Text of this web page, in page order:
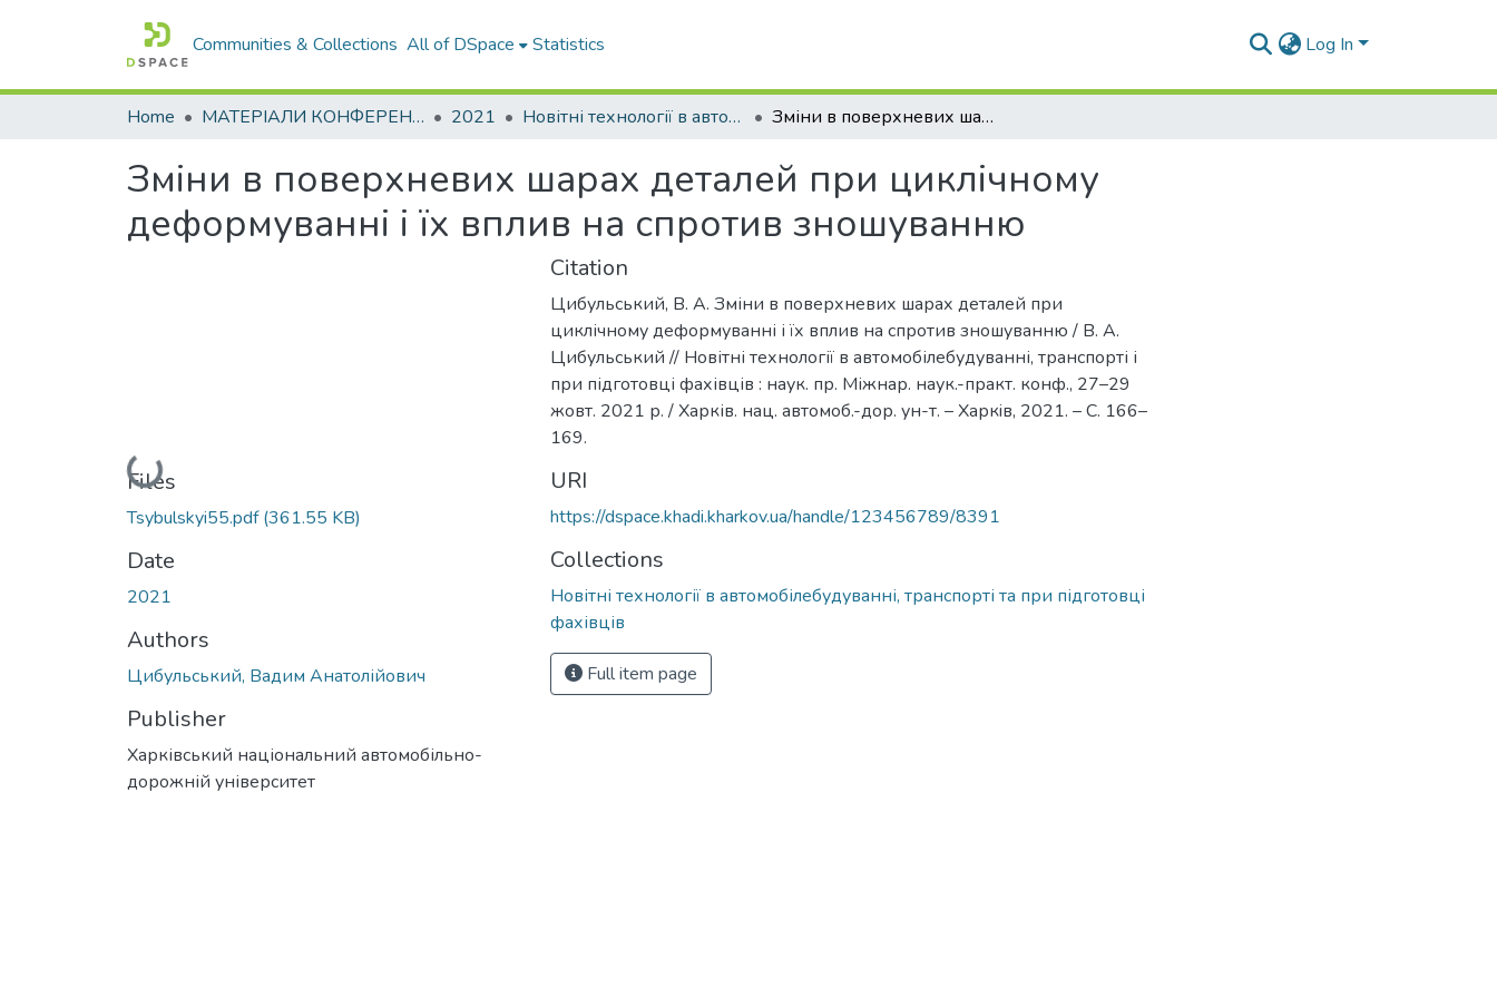
Communities & Collections All of DSpace Statistics Log In
Home МАТЕРІАЛИ КОНФЕРЕНЦІЙ 2021 Новітні технології в автомобілебудуванні, транспорті та при підготовці фахівців Зміни в поверхневих шарах деталей при циклічному деформуванні і їх вплив на спротив зношуванню
Зміни в поверхневих шарах деталей при циклічному
деформуванні і їх вплив на спротив зношуванню
Loading...
Files
Tsybulskyi55.pdf(361.55 KB)
Date
2021
Authors
Цибульський, Вадим Анатолійович
Publisher
Харківський національний автомобільно-
дорожній університет
Citation
Цибульський, В. А. Зміни в поверхневих шарах деталей при
циклічному деформуванні і їх вплив на спротив зношуванню / В. А.
Цибульський // Новітні технології в автомобілебудуванні, транспорті і
при підготовці фахівців : наук. пр. Міжнар. наук.-практ. конф., 27–29
жовт. 2021 р. / Харків. нац. автомоб.-дор. ун-т. – Харкiв, 2021. – С. 166–
169.
URI
https://dspace.khadi.kharkov.ua/handle/123456789/8391
Collections
Новітні технології в автомобілебудуванні, транспорті та при підготовці
фахівців
Full item page